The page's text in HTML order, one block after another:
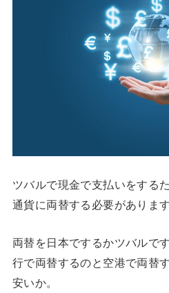
ツバルで現金で支払いをする
通貨に両替する必要があります
両替を日本でするかツバルで
行で両替するのと空港で両替
安いか。